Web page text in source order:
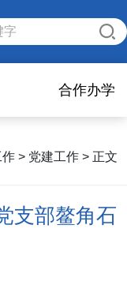
合作办学
作 > 党建工作 > 正文
支部鳌角石